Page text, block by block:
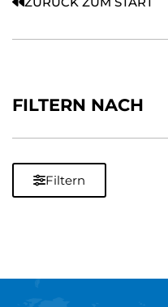
FILTERN NACH
Filtern